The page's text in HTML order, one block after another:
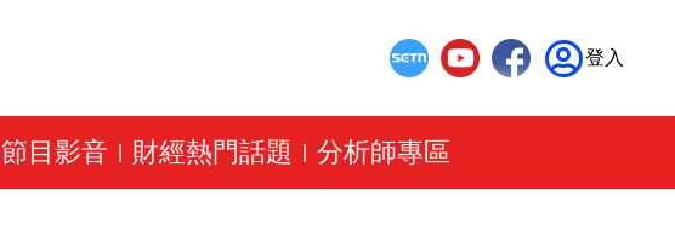
登入
目影音 財經熱門話題 分析師專區